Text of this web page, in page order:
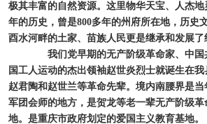
极其丰富的自然资源。这里物华天宝、人杰地
年的历史，曾是800多年的州府所在地，历史
酉水河畔的土家、苗族人民更是继承和发展了
我们党早期的无产阶级革命家、中国
国工人运动的杰出领袖赵世炎烈士就诞生在我
赵君陶和赵世兰等革命先辈。境内南腰界是
军团会师的地方，是贺龙等老一辈无产阶级
地。是重庆市政府划定的爱国主义教育基地。